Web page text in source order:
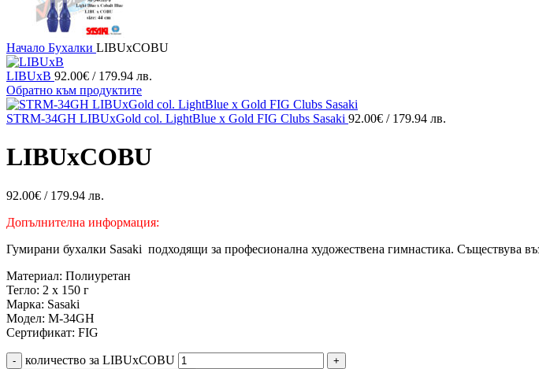
Начало Бухалки LIBUxCOBU
LIBUxB 92.00€ / 179.94 лв.
Обратно към продуктите
STRM-34GH LIBUxGold col. LightBlue x Gold FIG Clubs Sasaki 92.00€ / 179.94 лв.
LIBUxCOBU
92.00€ / 179.94 лв.
Допълнителна информация:
Гумирани бухалки Sasaki подходящи за професионална художествена гимнастика. Съществува
Материал: Полиуретан
Тегло: 2 x 150 г
Марка: Sasaki
Модел: M-34GH
Сертификат: FIG
количество за LIBUxCOBU